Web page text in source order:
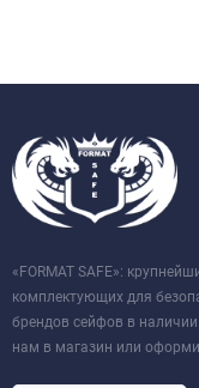
«FORMAT SAFE»:
комплектующих для
брендов сейфов в
нам в магазин или